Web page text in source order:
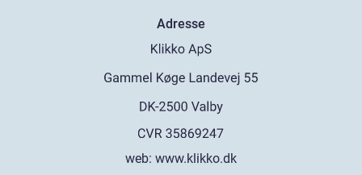
Adresse
web: www.klikko.dk